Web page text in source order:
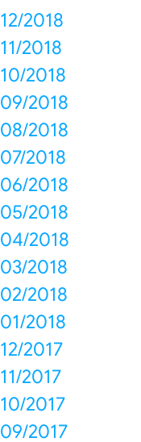
12/2018
11/2018
10/2018
09/2018
08/2018
07/2018
06/2018
05/2018
04/2018
03/2018
02/2018
01/2018
12/2017
11/2017
10/2017
09/2017